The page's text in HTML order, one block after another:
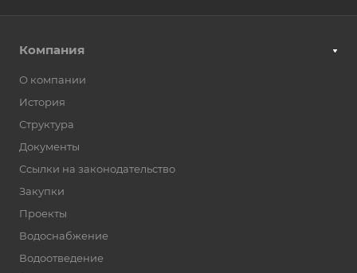
Компания
О компании
История
Структура
Документы
Ссылки на законодательство
Закупки
Проекты
Водоснабжение
Водоотведение